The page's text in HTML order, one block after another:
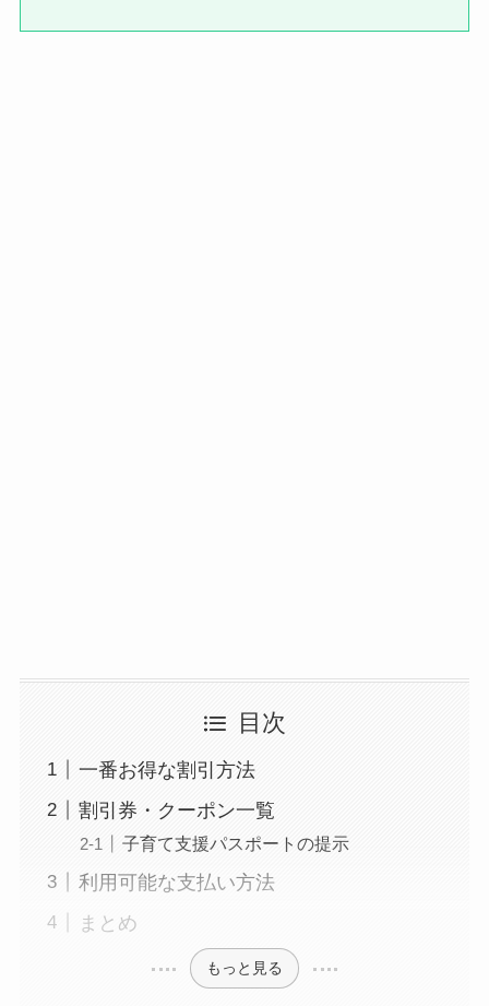
目次
一番お得な割引方法
割引券・クーポン一覧
子育て支援パスポートの提示
利用可能な支払い方法
まとめ
もっと見る